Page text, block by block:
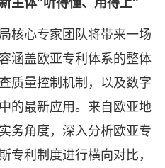
心专家团队将带来一场
涵盖欧亚专利体系的整体
质量控制机制，以及数字
的最新应用。来自欧亚地
务角度，深入分析欧亚专
专利制度进行横向对比，